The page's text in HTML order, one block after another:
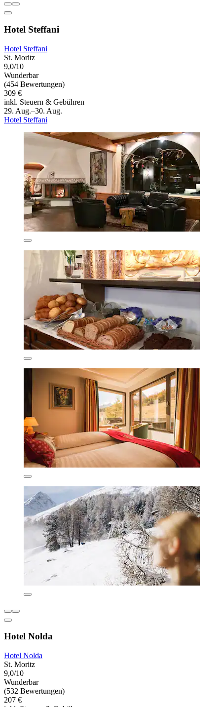
Hotel Steffani
Hotel Steffani
St. Moritz
9,0/10
Wunderbar
(454 Bewertungen)
309 €
inkl. Steuern & Gebühren
29. Aug.–30. Aug.
Hotel Steffani
Hotel Nolda
Hotel Nolda
St. Moritz
9,0/10
Wunderbar
(532 Bewertungen)
207 €